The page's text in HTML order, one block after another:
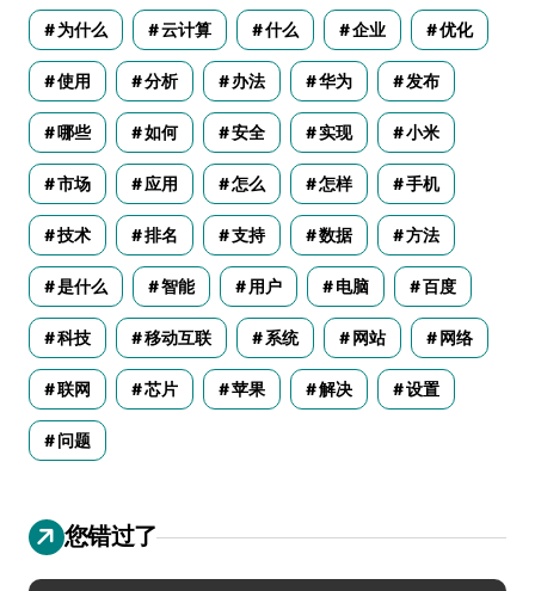
为什么 云计算 什么 企业 优化
使用 分析 办法 华为 发布
哪些 如何 安全 实现 小米
市场 应用 怎么 怎样 手机
技术 排名 支持 数据 方法
是什么 智能 用户 电脑 百度
科技 移动互联 系统 网站 网络
联网 芯片 苹果 解决 设置
问题
您错过了